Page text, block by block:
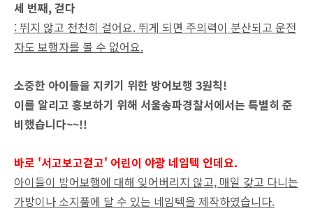
세 번째, 걷다
: 뛰지 않고 천천히 걸어요. 뛰게 되면 주의력이 분산되고 운전
자도 보행자를 볼 수 없어요.
소중한 아이들을 지키기 위한 방어보행 3원칙!
이를 알리고 홍보하기 위해 서울송파경찰서에서는 특별히 준
비했습니다~~!!
바로 '서고보고걷고' 어린이 야광 네임텍 인데요.
아이들이 방어보행에 대해 잊어버리지 않고, 매일 갖고 다니는
가방이나 소지품에 달 수 있는 네임텍을 제작하였습니다.